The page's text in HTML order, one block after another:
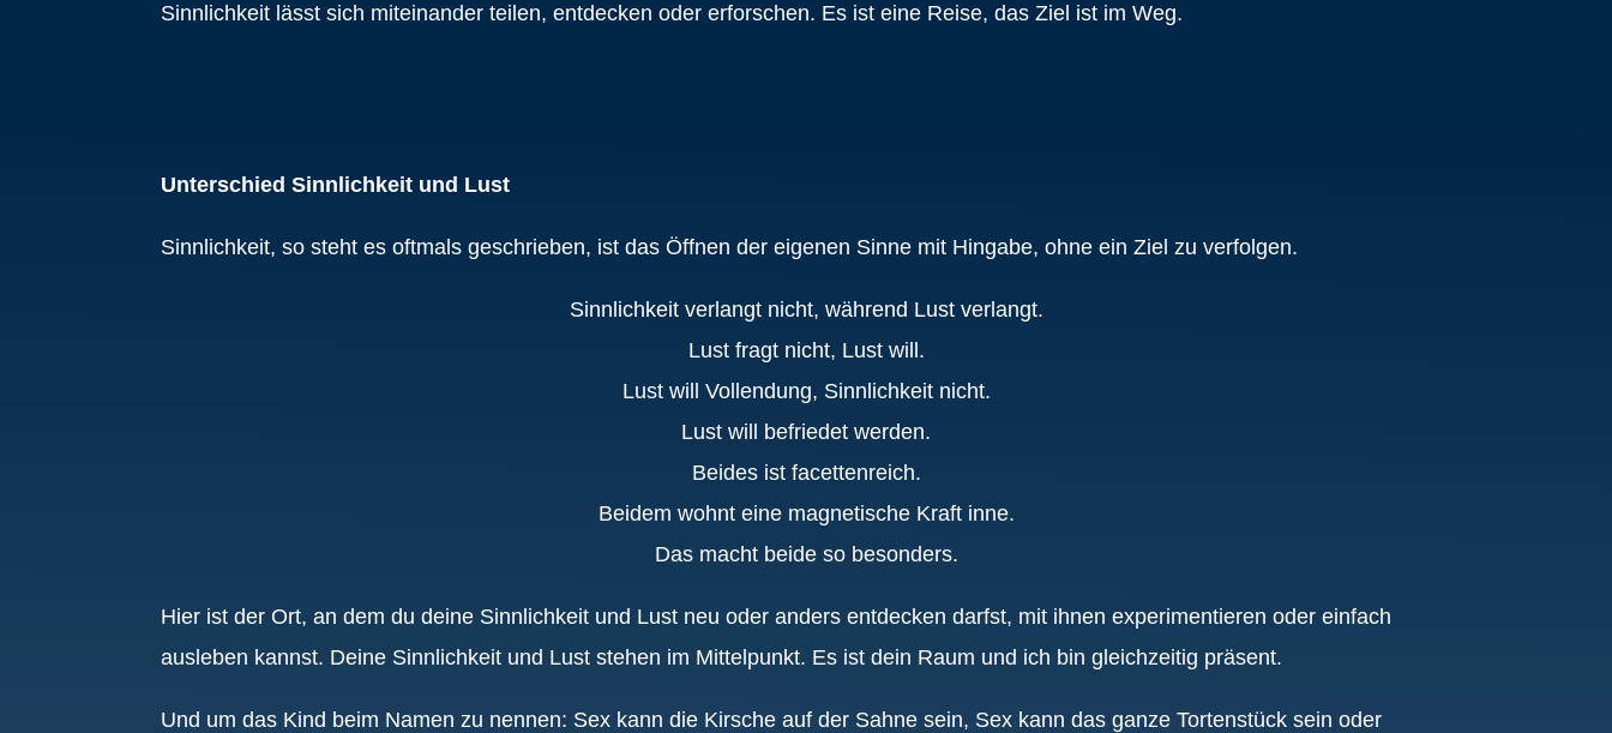
Sinnlichkeit lässt sich miteinander teilen, entdecken oder erforschen. Es ist eine Reise, das Ziel ist im Weg.
Unterschied Sinnlichkeit und Lust
Sinnlichkeit, so steht es oftmals geschrieben, ist das Öffnen der eigenen Sinne mit Hingabe, ohne ein Ziel zu verfolgen.
Sinnlichkeit verlangt nicht, während Lust verlangt.
Lust fragt nicht, Lust will.
Lust will Vollendung, Sinnlichkeit nicht.
Lust will befriedet werden.
Beides ist facettenreich.
Beidem wohnt eine magnetische Kraft inne.
Das macht beide so besonders.
Hier ist der Ort, an dem du deine Sinnlichkeit und Lust neu oder anders entdecken darfst, mit ihnen experimentieren oder einfach
ausleben kannst. Deine Sinnlichkeit und Lust stehen im Mittelpunkt. Es ist dein Raum und ich bin gleichzeitig präsent.
Und um das Kind beim Namen zu nennen: Sex kann die Kirsche auf der Sahne sein, Sex kann das ganze Tortenstück sein oder